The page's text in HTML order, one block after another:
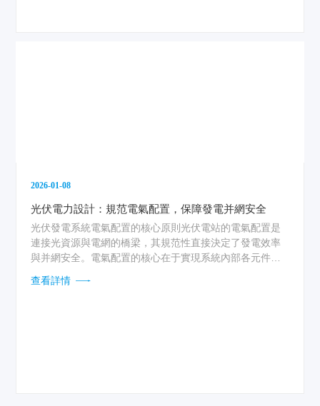
2026-01-08
光伏電力設計：規范電氣配置，保障發電并網安全
光伏發電系統電氣配置的核心原則光伏電站的電氣配置是
連接光資源與電網的橋梁，其規范性直接決定了發電效率
與并網安全。電氣配置的核心在于實現系統內部各元件的
協調匹配，確保從直流側到交流側的完整電氣路徑均處于
受控狀態。設計時需充分考慮光伏組件的串聯電壓、逆變
查看詳情